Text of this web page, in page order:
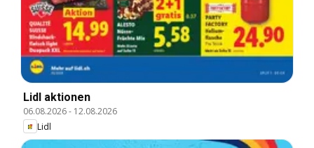
Lidl aktionen
06.08.2026- 12.08.2026
Lidl